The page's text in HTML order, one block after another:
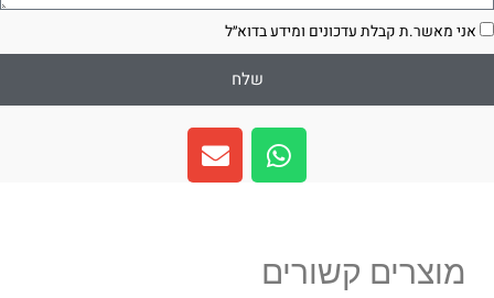
אני מאשר.ת קבלת עדכונים ומידע בדוא״ל
שלח
W
h
a
a
E
n
v
מוצרים קשורים